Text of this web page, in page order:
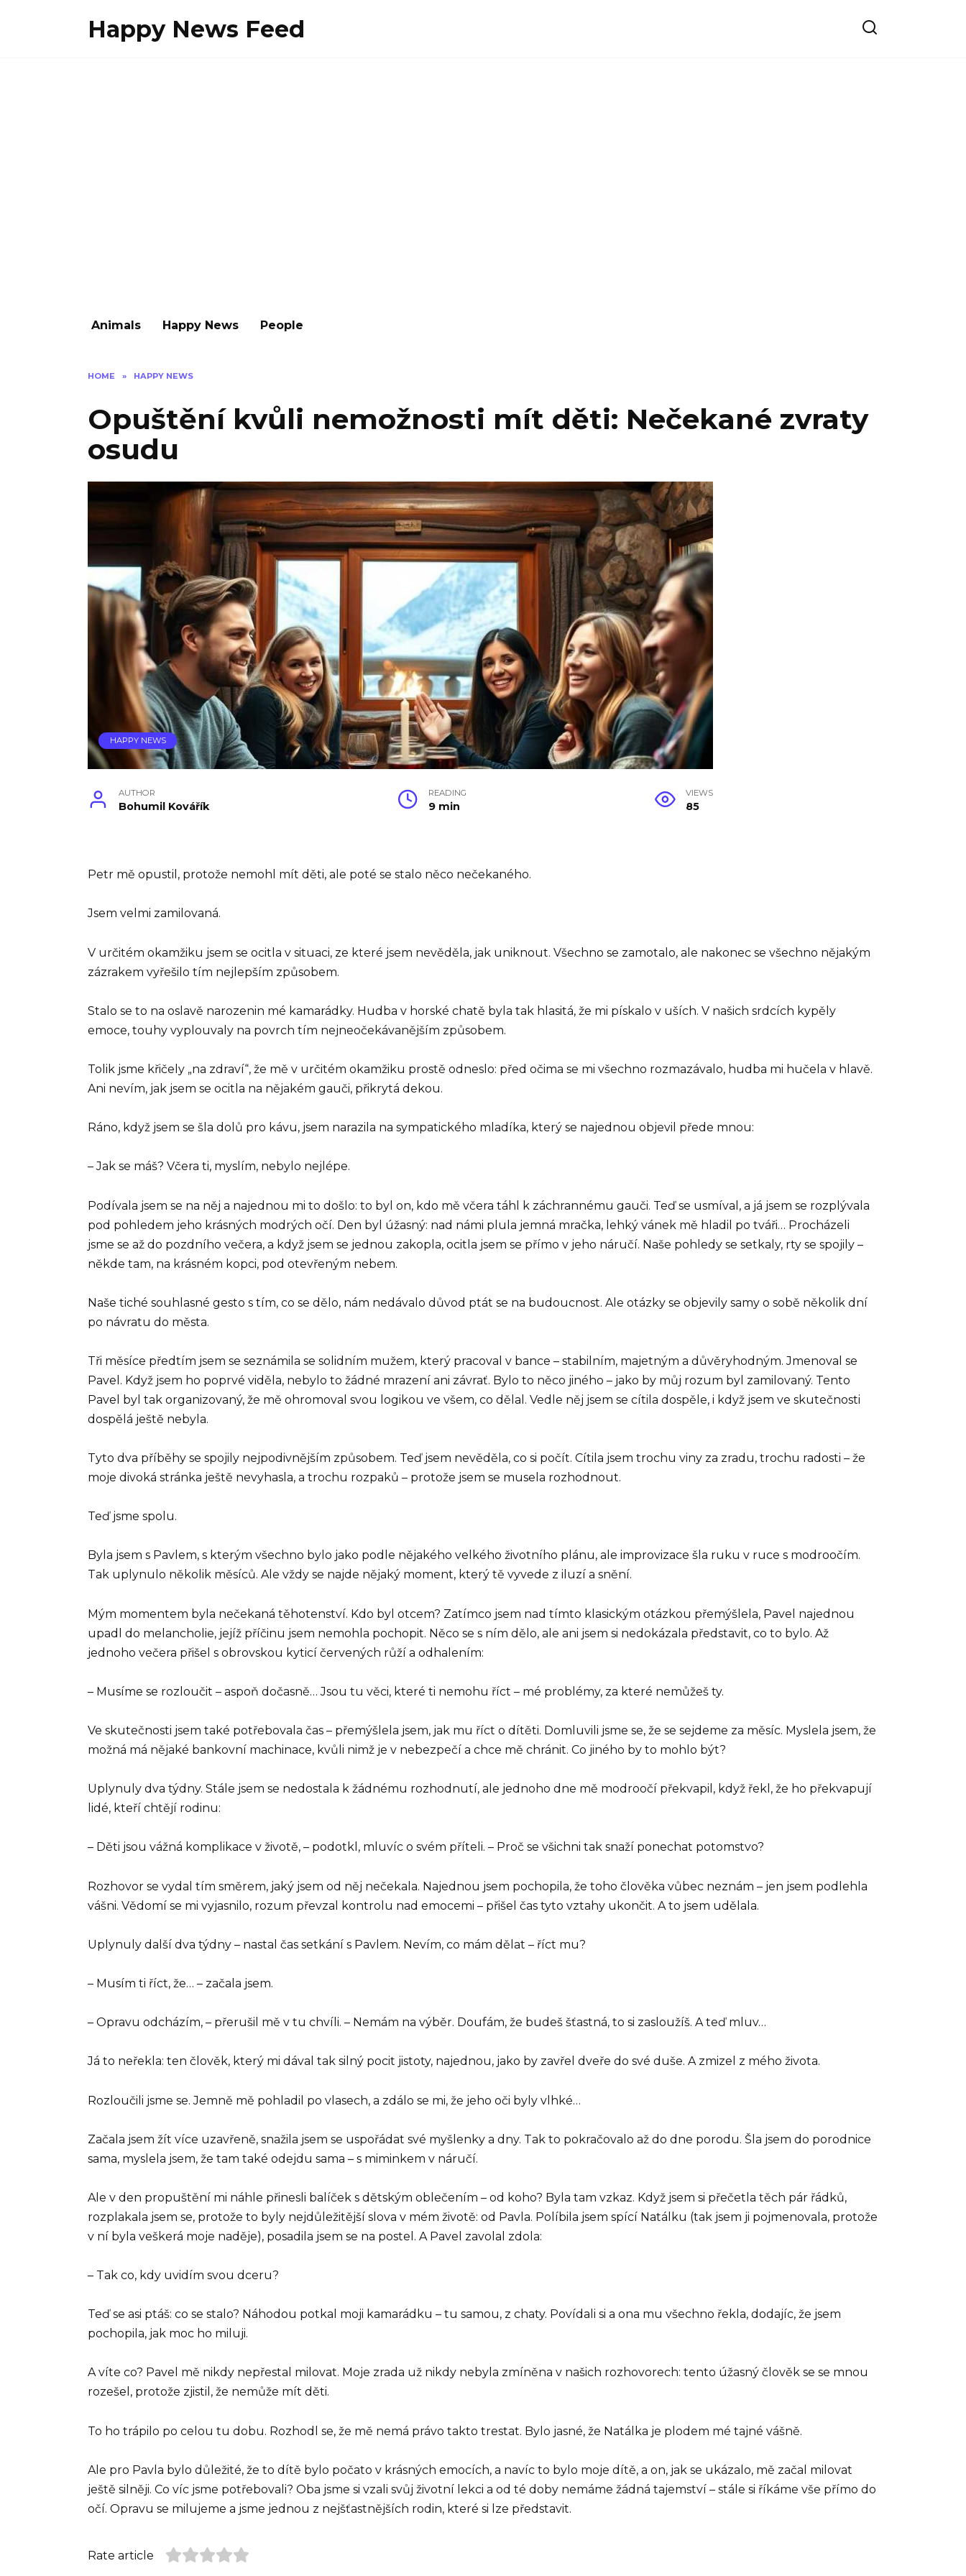
Happy News Feed
Animals Happy News People
HOME » HAPPY NEWS
Opuštění kvůli nemožnosti mít děti: Nečekané zvraty
osudu
HAPPY NEWS
AUTHOR
Bohumil Kovářík
READING
9 min
VIEWS
85
Petr mě opustil, protože nemohl mít děti, ale poté se stalo něco nečekaného.
Jsem velmi zamilovaná.
V určitém okamžiku jsem se ocitla v situaci, ze které jsem nevěděla, jak uniknout. Všechno se zamotalo, ale nakonec se všechno nějakým
zázrakem vyřešilo tím nejlepším způsobem.
Stalo se to na oslavě narozenin mé kamarádky. Hudba v horské chatě byla tak hlasitá, že mi pískalo v uších. V našich srdcích kypěly
emoce, touhy vyplouvaly na povrch tím nejneočekávanějším způsobem.
Tolik jsme křičely „na zdraví“, že mě v určitém okamžiku prostě odneslo: před očima se mi všechno rozmazávalo, hudba mi hučela v hlavě.
Ani nevím, jak jsem se ocitla na nějakém gauči, přikrytá dekou.
Ráno, když jsem se šla dolů pro kávu, jsem narazila na sympatického mladíka, který se najednou objevil přede mnou:
– Jak se máš? Včera ti, myslím, nebylo nejlépe.
Podívala jsem se na něj a najednou mi to došlo: to byl on, kdo mě včera táhl k záchrannému gauči. Teď se usmíval, a já jsem se rozplývala
pod pohledem jeho krásných modrých očí. Den byl úžasný: nad námi plula jemná mračka, lehký vánek mě hladil po tváři… Procházeli
jsme se až do pozdního večera, a když jsem se jednou zakopla, ocitla jsem se přímo v jeho náručí. Naše pohledy se setkaly, rty se spojily –
někde tam, na krásném kopci, pod otevřeným nebem.
Naše tiché souhlasné gesto s tím, co se dělo, nám nedávalo důvod ptát se na budoucnost. Ale otázky se objevily samy o sobě několik dní
po návratu do města.
Tři měsíce předtím jsem se seznámila se solidním mužem, který pracoval v bance – stabilním, majetným a důvěryhodným. Jmenoval se
Pavel. Když jsem ho poprvé viděla, nebylo to žádné mrazení ani závrať. Bylo to něco jiného – jako by můj rozum byl zamilovaný. Tento
Pavel byl tak organizovaný, že mě ohromoval svou logikou ve všem, co dělal. Vedle něj jsem se cítila dospěle, i když jsem ve skutečnosti
dospělá ještě nebyla.
Tyto dva příběhy se spojily nejpodivnějším způsobem. Teď jsem nevěděla, co si počít. Cítila jsem trochu viny za zradu, trochu radosti – že
moje divoká stránka ještě nevyhasla, a trochu rozpaků – protože jsem se musela rozhodnout.
Teď jsme spolu.
Byla jsem s Pavlem, s kterým všechno bylo jako podle nějakého velkého životního plánu, ale improvizace šla ruku v ruce s modroočím.
Tak uplynulo několik měsíců. Ale vždy se najde nějaký moment, který tě vyvede z iluzí a snění.
Mým momentem byla nečekaná těhotenství. Kdo byl otcem? Zatímco jsem nad tímto klasickým otázkou přemýšlela, Pavel najednou
upadl do melancholie, jejíž příčinu jsem nemohla pochopit. Něco se s ním dělo, ale ani jsem si nedokázala představit, co to bylo. Až
jednoho večera přišel s obrovskou kyticí červených růží a odhalením:
– Musíme se rozloučit – aspoň dočasně… Jsou tu věci, které ti nemohu říct – mé problémy, za které nemůžeš ty.
Ve skutečnosti jsem také potřebovala čas – přemýšlela jsem, jak mu říct o dítěti. Domluvili jsme se, že se sejdeme za měsíc. Myslela jsem, že
možná má nějaké bankovní machinace, kvůli nimž je v nebezpečí a chce mě chránit. Co jiného by to mohlo být?
Uplynuly dva týdny. Stále jsem se nedostala k žádnému rozhodnutí, ale jednoho dne mě modroočí překvapil, když řekl, že ho překvapují
lidé, kteří chtějí rodinu:
– Děti jsou vážná komplikace v životě, – podotkl, mluvíc o svém příteli. – Proč se všichni tak snaží ponechat potomstvo?
Rozhovor se vydal tím směrem, jaký jsem od něj nečekala. Najednou jsem pochopila, že toho člověka vůbec neznám – jen jsem podlehla
vášni. Vědomí se mi vyjasnilo, rozum převzal kontrolu nad emocemi – přišel čas tyto vztahy ukončit. A to jsem udělala.
Uplynuly další dva týdny – nastal čas setkání s Pavlem. Nevím, co mám dělat – říct mu?
– Musím ti říct, že… – začala jsem.
– Opravu odcházím, – přerušil mě v tu chvíli. – Nemám na výběr. Doufám, že budeš šťastná, to si zasloužíš. A teď mluv…
Já to neřekla: ten člověk, který mi dával tak silný pocit jistoty, najednou, jako by zavřel dveře do své duše. A zmizel z mého života.
Rozloučili jsme se. Jemně mě pohladil po vlasech, a zdálo se mi, že jeho oči byly vlhké…
Začala jsem žít více uzavřeně, snažila jsem se uspořádat své myšlenky a dny. Tak to pokračovalo až do dne porodu. Šla jsem do porodnice
sama, myslela jsem, že tam také odejdu sama – s miminkem v náručí.
Ale v den propuštění mi náhle přinesli balíček s dětským oblečením – od koho? Byla tam vzkaz. Když jsem si přečetla těch pár řádků,
rozplakala jsem se, protože to byly nejdůležitější slova v mém životě: od Pavla. Políbila jsem spící Natálku (tak jsem ji pojmenovala, protože
v ní byla veškerá moje naděje), posadila jsem se na postel. A Pavel zavolal zdola:
– Tak co, kdy uvidím svou dceru?
Teď se asi ptáš: co se stalo? Náhodou potkal moji kamarádku – tu samou, z chaty. Povídali si a ona mu všechno řekla, dodajíc, že jsem
pochopila, jak moc ho miluji.
A víte co? Pavel mě nikdy nepřestal milovat. Moje zrada už nikdy nebyla zmíněna v našich rozhovorech: tento úžasný člověk se se mnou
rozešel, protože zjistil, že nemůže mít děti.
To ho trápilo po celou tu dobu. Rozhodl se, že mě nemá právo takto trestat. Bylo jasné, že Natálka je plodem mé tajné vášně.
Ale pro Pavla bylo důležité, že to dítě bylo počato v krásných emocích, a navíc to bylo moje dítě, a on, jak se ukázalo, mě začal milovat
ještě silněji. Co víc jsme potřebovali? Oba jsme si vzali svůj životní lekci a od té doby nemáme žádná tajemství – stále si říkáme vše přímo do
očí. Opravu se milujeme a jsme jednou z nejšťastnějších rodin, které si lze představit.
Rate article